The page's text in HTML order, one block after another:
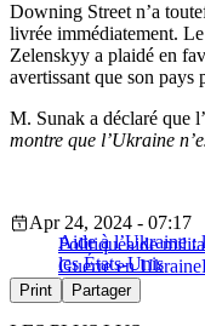
Downing Street n’a
livrée immédiatement.
Zelenskyy a plaidé en
avertissant que son pays
M. Sunak a déclaré que
montre que l’Ukraine
Aide à l’Ukraine :
les États-Unis
Apr 24, 2024 - 07:17
Politiqueaide
Guerre en Ukraine
Print Partager